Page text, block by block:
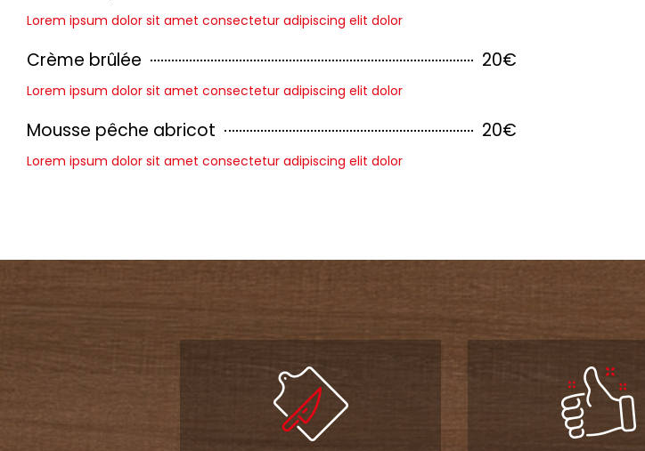
Lorem ipsum dolor sit amet consectetur adipiscing elit dolor
Crème brûlée 20€
Lorem ipsum dolor sit amet consectetur adipiscing elit dolor
Mousse pêche abricot 20€
Lorem ipsum dolor sit amet consectetur adipiscing elit dolor